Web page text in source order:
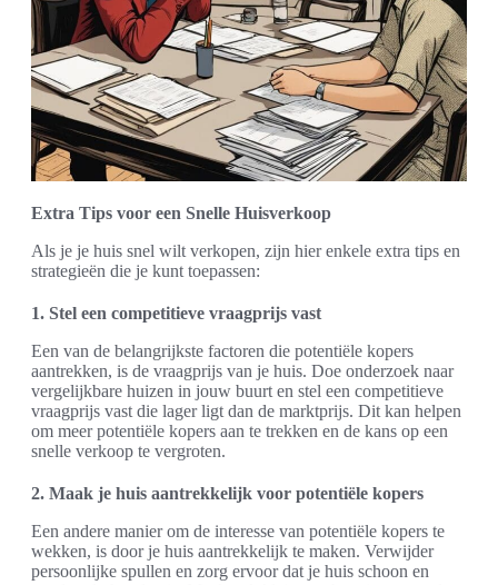
Extra Tips voor een Snelle Huisverkoop
Als je je huis snel wilt verkopen, zijn hier enkele extra tips en
strategieën die je kunt toepassen:
1. Stel een competitieve vraagprijs vast
Een van de belangrijkste factoren die potentiële kopers
aantrekken, is de vraagprijs van je huis. Doe onderzoek naar
vergelijkbare huizen in jouw buurt en stel een competitieve
vraagprijs vast die lager ligt dan de marktprijs. Dit kan helpen
om meer potentiële kopers aan te trekken en de kans op een
snelle verkoop te vergroten.
2. Maak je huis aantrekkelijk voor potentiële kopers
Een andere manier om de interesse van potentiële kopers te
wekken, is door je huis aantrekkelijk te maken. Verwijder
persoonlijke spullen en zorg ervoor dat je huis schoon en